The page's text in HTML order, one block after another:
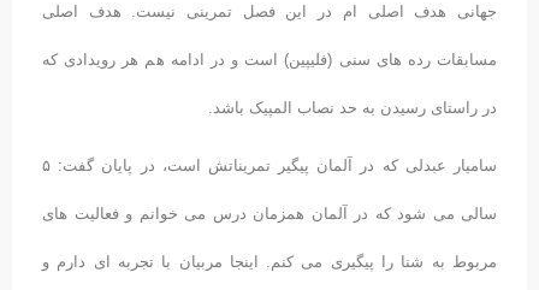
جهانی هدف اصلی ام در این فصل تمرینی نیست. هدف اصلی
مسابقات رده های سنی (فلیپین) است و در ادامه هم هر رویدادی که
در راستای رسیدن به حد نصاب المپیک باشد.
سامیار عبدلی که در آلمان پیگیر تمریناتش است، در پایان گفت: ۵
سالی می شود که در آلمان همزمان درس می خوانم و فعالیت های
مربوط به شنا را پیگیری می کنم. اینجا مربیان با تجربه ای دارم و